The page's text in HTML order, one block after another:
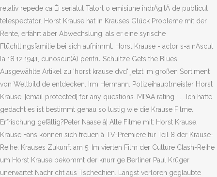
relativ repede ca Èi serialul Tatort o emisiune îndrÄgitÄ de publicul
telespectator. Horst Krause hat in Krauses Glück Probleme mit der
Rente, erfährt aber Abwechslung, als er eine syrische
Flüchtlingsfamilie bei sich aufnimmt. Horst Krause - actor s-a nÄscut
la 18.12.1941, cunoscut(Ä) pentru Schultze Gets the Blues.
Ausgewählte Artikel zu 'horst krause dvd' jetzt im großen Sortiment
von Weltbild.de entdecken. Irm Hermann. Polizeihauptmeister Horst
Krause. [email protected] for any questions. MPAA rating : ... Ich hatte
gedacht es ist bestimmt genau so lustig wie die Krause Filme.
Erfrischung gefällig?Peter Naase â¦ Alle Filme mit: Horst Krause.
Krause Fans können sich freuen â TV-Premiere für Teil 8 der Krause-
Reihe: Krauses Zukunft am 5. Im vierten Film der Culture Clash-Reihe
um Horst Krause bekommt der knurrige Berliner Paul Krüger
unerwartet Nachricht aus Tschechien. Längst verloren geglaubte